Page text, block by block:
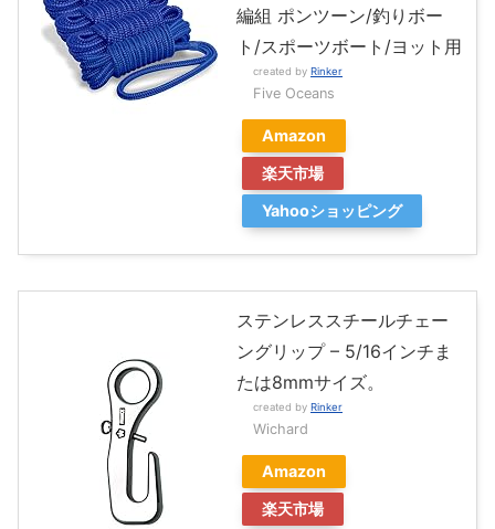
編組 ポンツーン/釣りボー
ト/スポーツボート/ヨット用
created by Rinker
Five Oceans
Amazon
楽天市場
Yahooショッピング
ステンレススチールチェー
ングリップ – 5/16インチま
たは8mmサイズ。
created by Rinker
Wichard
Amazon
楽天市場